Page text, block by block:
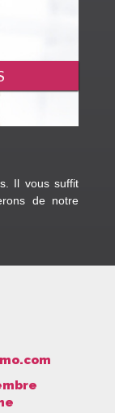
Il vous suffit
de notre